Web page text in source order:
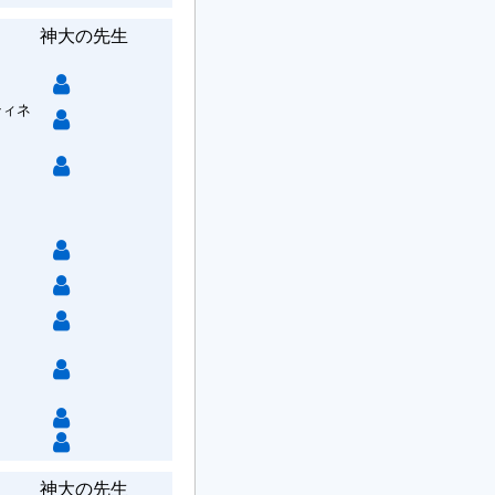
神大の先生
ネ
神大の先生